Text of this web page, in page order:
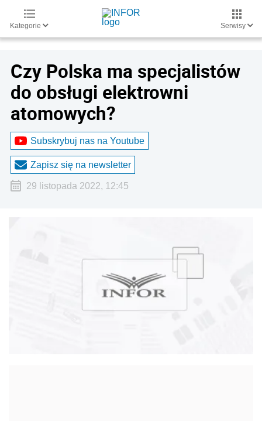
Kategorie Serwisy
Czy Polska ma specjalistów
do obsługi elektrowni
atomowych?
Subskrybuj nas na Youtube
Zapisz się na newsletter
29 listopada 2022, 12:45